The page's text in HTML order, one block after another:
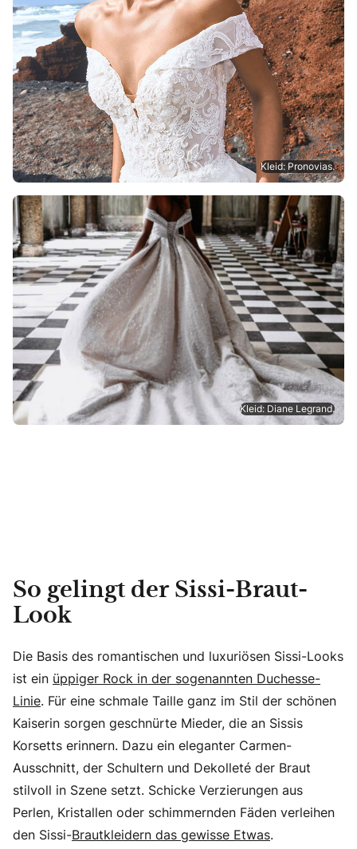
Kleid: Pronovias.
Kleid: Diane Legrand.
So gelingt der Sissi-Braut-
Look
Die Basis des romantischen und luxuriösen Sissi-Looks
ist ein üppiger Rock in der sogenannten Duchesse-
Linie. Für eine schmale Taille ganz im Stil der schönen
Kaiserin sorgen geschnürte Mieder, die an Sissis
Korsetts erinnern. Dazu ein eleganter Carmen-
Ausschnitt, der Schultern und Dekolleté der Braut
stilvoll in Szene setzt. Schicke Verzierungen aus
Perlen, Kristallen oder schimmernden Fäden verleihen
den Sissi-Brautkleidern das gewisse Etwas.